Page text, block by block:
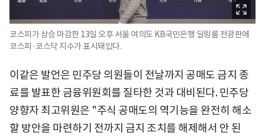
코스피가 상승 마감한 13일 오후 서울 여의도 KB국민은행 딜링룸 전광판에
코스피·코스닥 지수가 표시돼있다.
이같은 발언은 민주당 의원들이 전날까지 공매도 금지 종
료를 발표한 금융위원회를 질타한 것과 대비된다. 민주당
양향자 최고위원은 "주식 공매도의 역기능을 완전히 해소
할 방안을 마련하기 전까지 금지 조치를 해제해서 안 된